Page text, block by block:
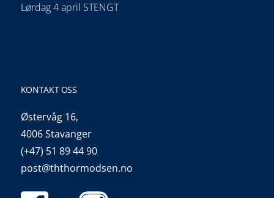
Lørdag 4 april STENGT
KONTAKT OSS
Østervåg 16,
4006 Stavanger
(+47) 51 89 44 90
post@ththormodsen.no